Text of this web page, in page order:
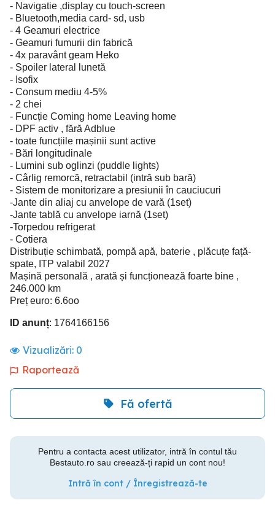
- Navigatie ,display cu touch-screen
- Bluetooth,media card- sd, usb
- 4 Geamuri electrice
- Geamuri fumurii din fabrică
- 4x paravânt geam Heko
- Spoiler lateral lunetă
- Isofix
- Consum mediu 4-5%
- 2 chei
- Funcție Coming home Leaving home
- DPF activ , fără Adblue
- toate funcțiile mașinii sunt active
- Bări longitudinale
- Lumini sub oglinzi (puddle lights)
- Cârlig remorcă, retractabil (intră sub bară)
- Sistem de monitorizare a presiunii în cauciucuri
-Jante din aliaj cu anvelope de vară (1set)
-Jante tablă cu anvelope iarnă (1set)
-Torpedou refrigerat
- Cotiera
Distribuție schimbată, pompă apă, baterie , plăcuțe față-
spate, ITP valabil 2027
Mașină personală , arată și funcționează foarte bine ,
246.000 km
Preț euro: 6.6oo
ID anunț: 1764166156
Vizualizări: 0
Raportează
Fă ofertă
Pentru a contacta acest utilizator, intră în contul tău
Bestauto.ro sau creează-ți rapid un cont nou!
Intră în cont / Înregistrează-te